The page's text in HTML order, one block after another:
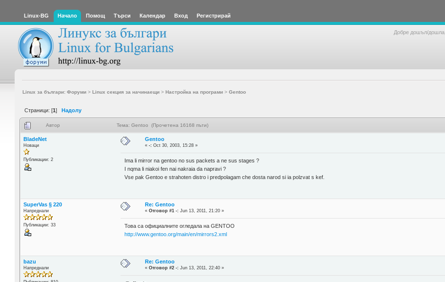
Linux-BG Начало Помощ Търси Календар Вход Регистрирай
Добре дошъл/дошла,
Linux за българи: Форуми> Linux секция за начинаещи> Настройка на програми> Gentoo
Страници: [1] Надолу
Автор Тема: Gentoo (Прочетена 16168 пъти)
BladeNet
Новаци
Публикации: 2
Gentoo
«-: Oct 30, 2003, 15:28 »
Ima li mirror na gentoo no sus packets a ne sus stages ?
I nqma li niakoi fen nai nakraia da napravi ?
Vse pak Gentoo e strahoten distro i predpolagam che dosta narod si ia polzvat s kef.
SuperVas § 220
Напреднали
Публикации: 33
Re: Gentoo
«Отговор #1 -: Jun 13, 2011, 21:20 »
Това са официалните огледала на GENTOO
http://www.gentoo.org/main/en/mirrors2.xml
bazu
Напреднали
Re: Gentoo
«Отговор #2 -: Jun 13, 2011, 22:40 »